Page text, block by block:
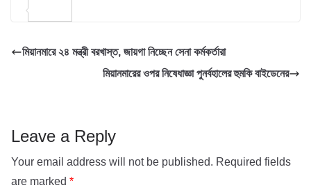
b
o
t
e
a
s
m
i
a
মিয়ানমারে ২৪ মন্ত্রী বরখাস্ত, জায়গা নিচ্ছেন সেনা কর্মকর্তারা
মিয়ানমারের ওপর নিষেধাজ্ঞা পুনর্বহালের হুমকি বাইডেনের
Leave a Reply
Your email address will not be published. Required fields
are marked *